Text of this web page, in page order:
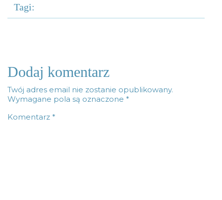
Tagi:
Dodaj komentarz
Twój adres email nie zostanie opublikowany.
Wymagane pola są oznaczone *
Komentarz *